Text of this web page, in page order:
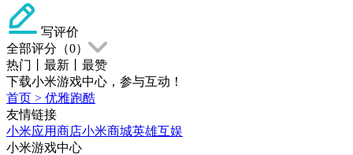
写评价
全部评分（0）
热门
最新
最赞
下载小米游戏中心，参与互动！
首页 > 优雅跑酷
友情链接
小米应用商店小米商城英雄互娱
小米游戏中心